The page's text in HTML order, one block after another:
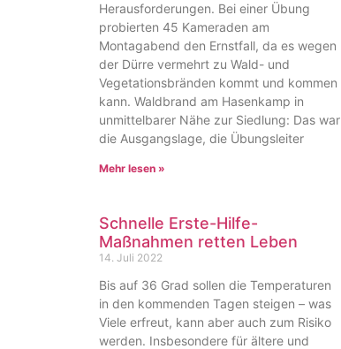
Herausforderungen. Bei einer Übung
probierten 45 Kameraden am
Montagabend den Ernstfall, da es wegen
der Dürre vermehrt zu Wald- und
Vegetationsbränden kommt und kommen
kann. Waldbrand am Hasenkamp in
unmittelbarer Nähe zur Siedlung: Das war
die Ausgangslage, die Übungsleiter
Mehr lesen »
Schnelle Erste-Hilfe-
Maßnahmen retten Leben
14. Juli 2022
Bis auf 36 Grad sollen die Temperaturen
in den kommenden Tagen steigen – was
Viele erfreut, kann aber auch zum Risiko
werden. Insbesondere für ältere und